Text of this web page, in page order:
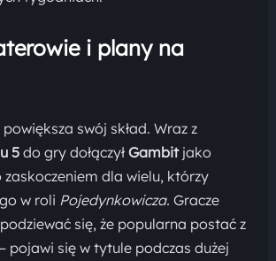
i plany na
swój skład. Wraz z
5do gry dołączył Gambitjako
zaskoczeniem dla wielu, którzy
w roli Pojedynkowicza. Gracze
się, że popularna postać z
pojawi się w tytule podczas dużej